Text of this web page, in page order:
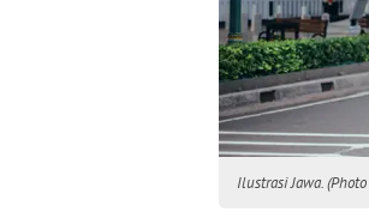
Ilustrasi Jawa.